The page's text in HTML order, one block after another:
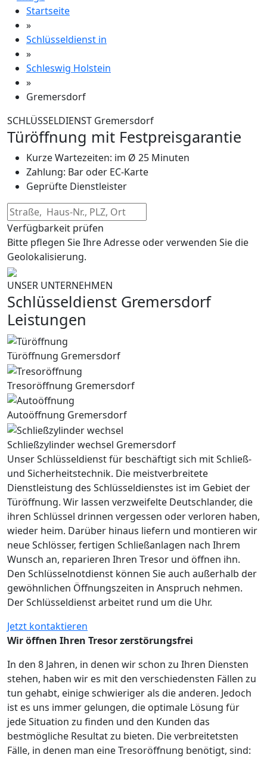
Startseite
»
Schlüsseldienst in
»
Schleswig Holstein
»
Gremersdorf
SCHLÜSSELDIENST Gremersdorf
Türöffnung mit Festpreisgarantie
Kurze Wartezeiten: im Ø 25 Minuten
Zahlung: Bar oder EC-Karte
Geprüfte Dienstleister
Verfügbarkeit prüfen
Bitte pflegen Sie Ihre Adresse oder verwenden Sie die
Geolokalisierung.
UNSER UNTERNEHMEN
Schlüsseldienst Gremersdorf
Leistungen
Türöffnung Gremersdorf
Tresoröffnung Gremersdorf
Autoöffnung Gremersdorf
Schließzylinder wechsel Gremersdorf
Unser Schlüsseldienst für beschäftigt sich mit Schließ-
und Sicherheitstechnik. Die meistverbreitete
Dienstleistung des Schlüsseldienstes ist im Gebiet der
Türöffnung. Wir lassen verzweifelte Deutschlander, die
ihren Schlüssel drinnen vergessen oder verloren haben,
wieder heim. Darüber hinaus liefern und montieren wir
neue Schlösser, fertigen Schließanlagen nach Ihrem
Wunsch an, reparieren Ihren Tresor und öffnen ihn.
Den Schlüsselnotdienst können Sie auch außerhalb der
gewöhnlichen Öffnungszeiten in Anspruch nehmen.
Der Schlüsseldienst arbeitet rund um die Uhr.
Jetzt kontaktieren
Wir öffnen Ihren Tresor zerstörungsfrei
In den 8 Jahren, in denen wir schon zu Ihren Diensten
stehen, haben wir es mit den verschiedensten Fällen zu
tun gehabt, einige schwieriger als die anderen. Jedoch
ist es uns immer gelungen, die optimale Lösung für
jede Situation zu finden und den Kunden das
bestmögliche Resultat zu bieten. Die verbreitetsten
Fälle, in denen man eine Tresoröffnung benötigt, sind: